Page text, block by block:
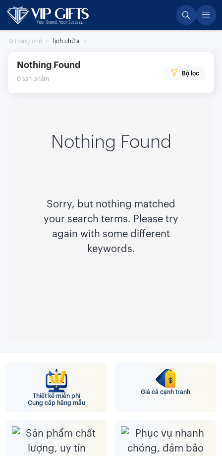
Skip
content
Trang chủ lịch chữ a
Nothing Found
0 sản phẩm
Bộ lọc
Nothing Found
Sorry, but nothing matched
your search terms. Please try
again with some different
keywords.
Thiết kế miễn phí
Cung cấp hãng mẫu
Giá cả cạnh tranh